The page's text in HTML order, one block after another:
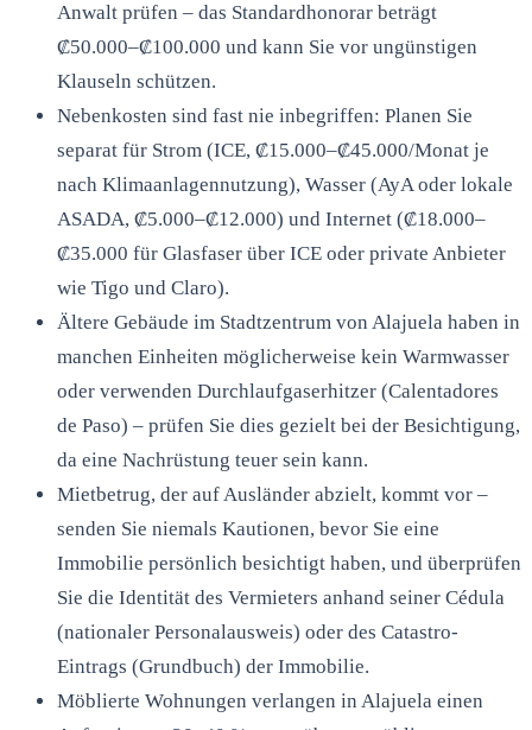
Anwalt prüfen – das Standardhonorar beträgt
₡50.000–₡100.000 und kann Sie vor ungünstigen
Klauseln schützen.
Nebenkosten sind fast nie inbegriffen: Planen Sie
separat für Strom (ICE, ₡15.000–₡45.000/Monat je
nach Klimaanlagennutzung), Wasser (AyA oder lokale
ASADA, ₡5.000–₡12.000) und Internet (₡18.000–
₡35.000 für Glasfaser über ICE oder private Anbieter
wie Tigo und Claro).
Ältere Gebäude im Stadtzentrum von Alajuela haben in
manchen Einheiten möglicherweise kein Warmwasser
oder verwenden Durchlaufgaserhitzer (Calentadores
de Paso) – prüfen Sie dies gezielt bei der Besichtigung,
da eine Nachrüstung teuer sein kann.
Mietbetrug, der auf Ausländer abzielt, kommt vor –
senden Sie niemals Kautionen, bevor Sie eine
Immobilie persönlich besichtigt haben, und überprüfen
Sie die Identität des Vermieters anhand seiner Cédula
(nationaler Personalausweis) oder des Catastro-
Eintrags (Grundbuch) der Immobilie.
Möblierte Wohnungen verlangen in Alajuela einen